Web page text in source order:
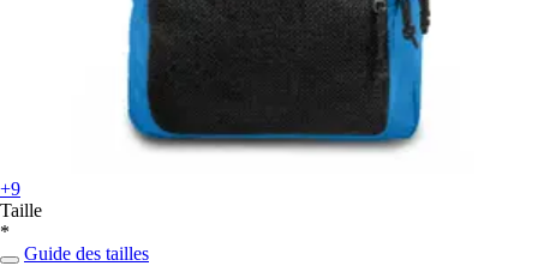
+9
Taille
*
Guide des tailles